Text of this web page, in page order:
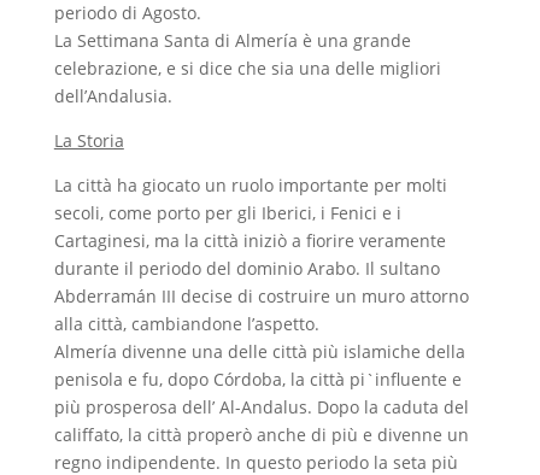
periodo di Agosto.
La Settimana Santa di Almería è una grande
celebrazione, e si dice che sia una delle migliori
dell’Andalusia.
La Storia
La città ha giocato un ruolo importante per molti
secoli, come porto per gli Iberici, i Fenici e i
Cartaginesi, ma la città iniziò a fiorire veramente
durante il periodo del dominio Arabo. Il sultano
Abderramán III decise di costruire un muro attorno
alla città, cambiandone l’aspetto.
Almería divenne una delle città più islamiche della
penisola e fu, dopo Córdoba, la città pi`influente e
più prosperosa dell’ Al-Andalus. Dopo la caduta del
califfato, la città properò anche di più e divenne un
regno indipendente. In questo periodo la seta più